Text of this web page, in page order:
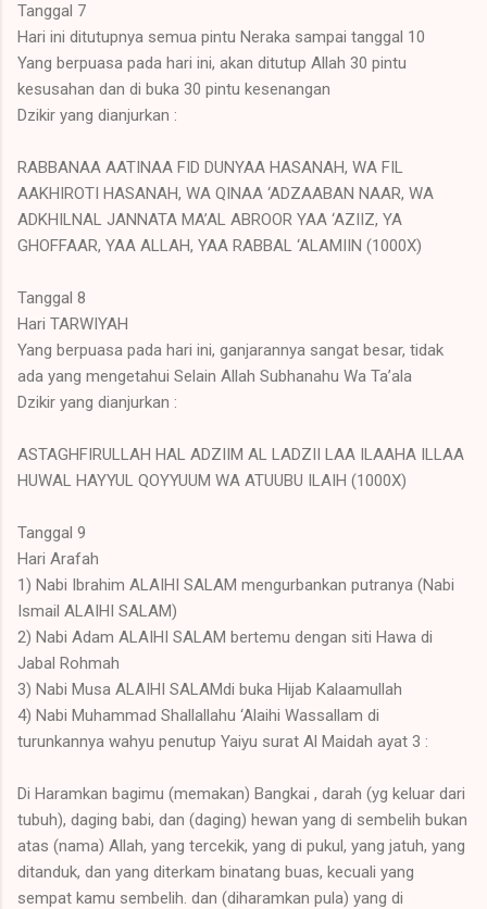
Tanggal 7
Hari ini ditutupnya semua pintu Neraka sampai tanggal 10
Yang berpuasa pada hari ini, akan ditutup Allah 30 pintu
kesusahan dan di buka 30 pintu kesenangan
Dzikir yang dianjurkan :
RABBANAA AATINAA FID DUNYAA HASANAH, WA FIL
AAKHIROTI HASANAH, WA QINAA ‘ADZAABAN NAAR, WA
ADKHILNAL JANNATA MA’AL ABROOR YAA ‘AZIIZ, YA
GHOFFAAR, YAA ALLAH, YAA RABBAL ‘ALAMIIN (1000X)
Tanggal 8
Hari TARWIYAH
Yang berpuasa pada hari ini, ganjarannya sangat besar, tidak
ada yang mengetahui Selain Allah Subhanahu Wa Ta’ala
Dzikir yang dianjurkan :
ASTAGHFIRULLAH HAL ADZIIM AL LADZII LAA ILAAHA ILLAA
HUWAL HAYYUL QOYYUUM WA ATUUBU ILAIH (1000X)
Tanggal 9
Hari Arafah
1) Nabi Ibrahim ALAIHI SALAM mengurbankan putranya (Nabi
Ismail ALAIHI SALAM)
2) Nabi Adam ALAIHI SALAM bertemu dengan siti Hawa di
Jabal Rohmah
3) Nabi Musa ALAIHI SALAMdi buka Hijab Kalaamullah
4) Nabi Muhammad Shallallahu ‘Alaihi Wassallam di
turunkannya wahyu penutup Yaiyu surat Al Maidah ayat 3 :
Di Haramkan bagimu (memakan) Bangkai , darah (yg keluar dari
tubuh), daging babi, dan (daging) hewan yang di sembelih bukan
atas (nama) Allah, yang tercekik, yang di pukul, yang jatuh, yang
ditanduk, dan yang diterkam binatang buas, kecuali yang
sempat kamu sembelih. dan (diharamkan pula) yang di